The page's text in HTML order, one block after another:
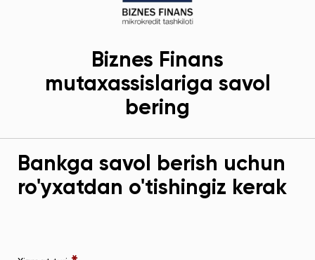
Biznes Finans
mutaxassislariga savol
bering
Bankga savol berish uchun
ro'yxatdan o'tishingiz kerak